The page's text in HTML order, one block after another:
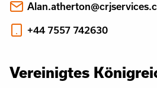
+44 7557 742630
Vereinigtes